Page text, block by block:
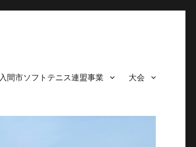
入間市ソフトテニス連盟事業 大会